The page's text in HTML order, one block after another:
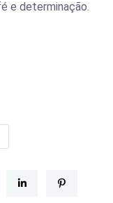
e determinação.